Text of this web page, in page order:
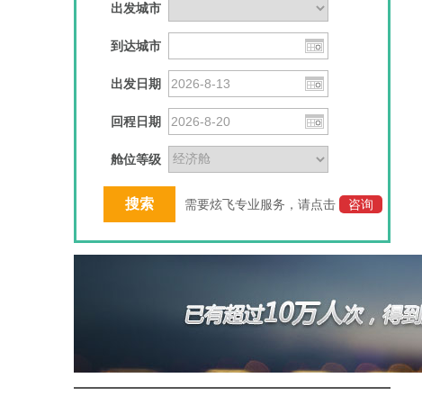
出发城市
到达城市
出发日期
回程日期
舱位等级
需要炫飞专业服务，请点击 咨询
菲律宾航空